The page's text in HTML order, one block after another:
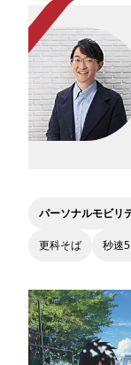
パーソナルモビリ
更科そば 秒速